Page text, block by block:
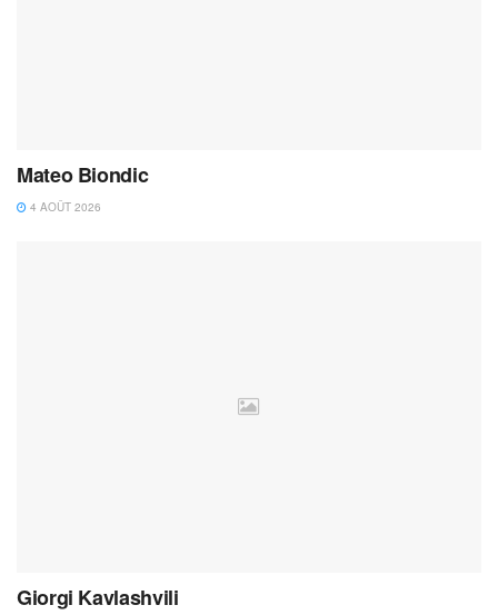
Mateo Biondic
4 AOÛT 2026
Giorgi Kavlashvili